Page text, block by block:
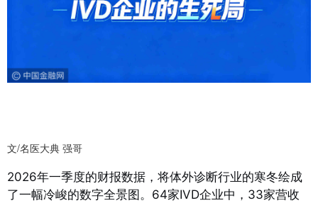
文/名医大典 强哥
2026年一季度的财报数据，将体外诊断行业的寒冬绘成
了一幅冷峻的数字全景图。64家IVD企业中，33家营收